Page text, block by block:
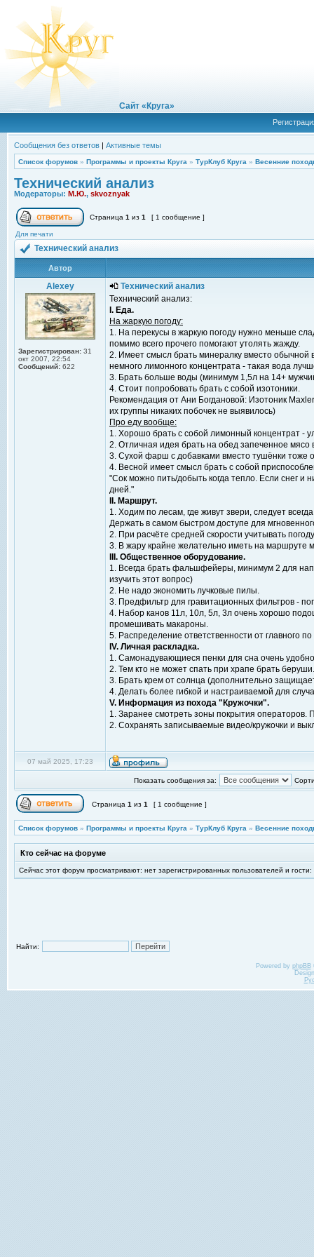
Сайт «Круга»
Сообщения без ответов | Активные темы
Список форумов » Программы и проекты Круга » ТурКлуб Круга » Весенние
Технический анализ
Модераторы: М.Ю., skvoznyak
Страница 1 из 1 [ 1 сообщение ]
Для печати
Технический анализ
Автор
Alexey
Зарегистрирован: 31
окт 2007, 22:54
Сообщений: 622
Технический анализ
Технический анализ:
I. Еда.
На жаркую погоду:
1. На перекусы в жаркую погоду нужно меньше
помимо всего прочего помогают утолять жажду.
2. Имеет смысл брать минералку вместо обычной
немного лимонного концентрата - такая вода
3. Брать больше воды (минимум 1,5л на 14+
4. Стоит попробовать брать с собой изотоники.
Рекомендация от Ани Богдановой: Изотоник
их группы никаких побочек не выявилось)
Про еду вообще:
1. Хорошо брать с собой лимонный концентрат -
2. Отличная идея брать на обед запеченное мясо
3. Сухой фарш с добавками вместо тушёнки тоже
4. Весной имеет смысл брать с собой
"Сок можно пить/добыть когда тепло. Если снег и
дней."
II. Маршрут.
1. Ходим по лесам, где живут звери, следует
Держать в самом быстром доступе для
2. При расчёте средней скорости учитывать
3. В жару крайне желательно иметь на маршруте
III. Общественное оборудование.
1. Всегда брать фальшфейеры, минимум 2 для
изучить этот вопрос)
2. Не надо экономить лучковые пилы.
3. Предфильтр для гравитационных фильтров -
4. Набор канов 11л, 10л, 5л, 3л очень хорошо
промешивать макароны.
5. Распределение ответственности от главного
IV. Личная раскладка.
1. Самонадувающиеся пенки для сна очень
2. Тем кто не может спать при храпе брать беруши.
3. Брать крем от солнца (дополнительно
4. Делать более гибкой и настраиваемой для
V. Информация из похода "Кружочки".
1. Заранее смотреть зоны покрытия операторов.
2. Сохранять записываемые видео/кружочки и
07 май 2025, 17:23
Показать сообщения за:
Страница 1 из 1 [ 1 сообщение ]
Список форумов » Программы и проекты Круга » ТурКлуб Круга » Весенние
Кто сейчас на форуме
Сейчас этот форум просматривают: нет зарегистрированных пользователей и гости:
Найти:
Powered by phpBB